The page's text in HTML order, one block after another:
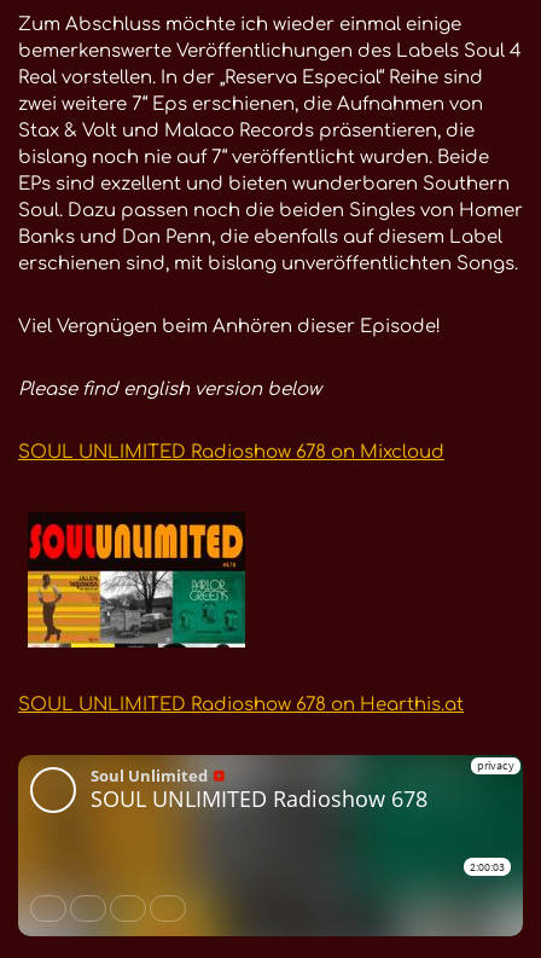
Zum Abschluss möchte ich wieder einmal einige
bemerkenswerte Veröffentlichungen des Labels Soul 4
Real vorstellen. In der „Reserva Especial“ Reihe sind
zwei weitere 7“ Eps erschienen, die Aufnahmen von
Stax & Volt und Malaco Records präsentieren, die
bislang noch nie auf 7“ veröffentlicht wurden. Beide
EPs sind exzellent und bieten wunderbaren Southern
Soul. Dazu passen noch die beiden Singles von Homer
Banks und Dan Penn, die ebenfalls auf diesem Label
erschienen sind, mit bislang unveröffentlichten Songs.
Viel Vergnügen beim Anhören dieser Episode!
Please find english version below
SOUL UNLIMITED Radioshow 678 on Mixcloud
SOUL UNLIMITED Radioshow 678 on Hearthis.at